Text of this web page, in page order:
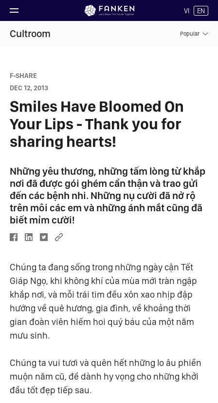
VI EN
Cultroom Popular
F-SHARE
DEC 12, 2013
Smiles Have Bloomed On
Your Lips - Thank you for
sharing hearts!
Những yêu thương, những tấm lòng từ khắp
nơi đã được gói ghém cẩn thận và trao gửi
đến các bệnh nhi. Những nụ cười đã nở rộ
trên môi các em và những ánh mắt cũng đã
biết mỉm cười!
Chúng ta đang sống trong những ngày cận Tết
Giáp Ngọ, khi không khí của mùa mới tràn ngập
khắp nơi, và mỗi trái tim đều xôn xao nhịp đập
hướng về quê hương, gia đình, về khoảng thời
gian đoàn viên hiếm hoi quý báu của một năm
mưu sinh.
Chúng ta vui tươi và quên hết những lo âu phiền
muộn năm cũ, để dành hy vọng cho những khởi
đầu tốt đẹp tiếp sau.